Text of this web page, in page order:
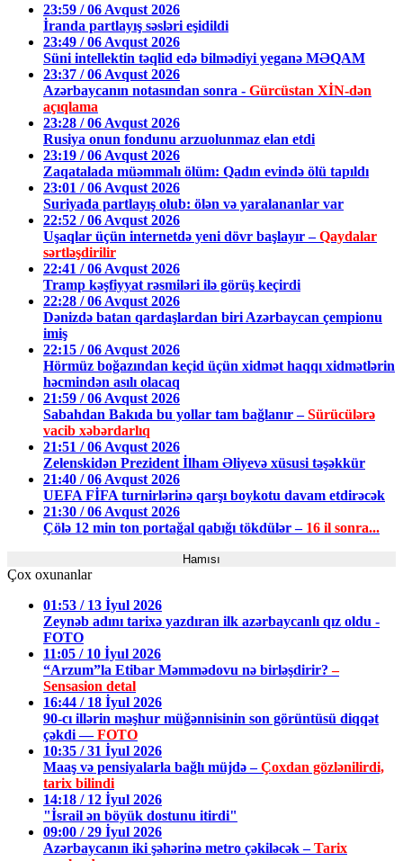
23:59 / 06 Avqust 2026
İranda partlayış səsləri eşidildi
23:49 / 06 Avqust 2026
Süni intellektin təqlid edə bilmədiyi yeganə MƏQAM
23:37 / 06 Avqust 2026
Azərbaycanın notasından sonra - Gürcüstan XİN-dən
açıqlama
23:28 / 06 Avqust 2026
Rusiya onun fondunu arzuolunmaz elan etdi
23:19 / 06 Avqust 2026
Zaqatalada müəmmalı ölüm: Qadın evində ölü tapıldı
23:01 / 06 Avqust 2026
Suriyada partlayış olub: ölən və yaralananlar var
22:52 / 06 Avqust 2026
Uşaqlar üçün internetdə yeni dövr başlayır –Qaydalar
sərtləşdirilir
22:41 / 06 Avqust 2026
Tramp kəşfiyyat rəsmiləri ilə görüş keçirdi
22:28 / 06 Avqust 2026
Dənizdə batan qardaşlardan biri Azərbaycan çempionu
imiş
22:15 / 06 Avqust 2026
Hörmüz boğazından keçid üçün xidmət haqqı xidmətlərin
həcmindən asılı olacaq
21:59 / 06 Avqust 2026
Sabahdan Bakıda bu yollar tam bağlanır –Sürücülərə
vacib xəbərdarlıq
21:51 / 06 Avqust 2026
Zelenskidən Prezident İlham Əliyevə xüsusi təşəkkür
21:40 / 06 Avqust 2026
UEFA FİFA turnirlərinə qarşı boykotu davam etdirəcək
21:30 / 06 Avqust 2026
Çölə 12 min ton portağal qabığı tökdülər – 16 il sonra...
Hamısı
Çox oxunanlar
01:53 / 13 İyul 2026
Zeynəb adını tarixə yazdıran ilk azərbaycanlı qız oldu -
FOTO
11:05 / 10 İyul 2026
“Arzum”la Etibar Məmmədovu nə birləşdirir?–
Sensasion detal
16:44 / 18 İyul 2026
90-cı illərin məşhur müğənnisinin son görüntüsü diqqət
çəkdi —FOTO
10:35 / 31 İyul 2026
Maaş və pensiyalarla bağlı müjdə –Çoxdan gözlənilirdi,
tarix bilindi
14:18 / 12 İyul 2026
"İsrail ən böyük dostunu itirdi"
09:00 / 29 İyul 2026
Azərbaycanın iki şəhərinə metro çəkiləcək –Tarix